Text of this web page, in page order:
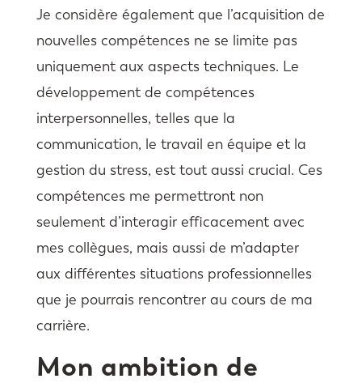
Je considère également que l’acquisition de
nouvelles compétences ne se limite pas
uniquement aux aspects techniques. Le
développement de compétences
interpersonnelles, telles que la
communication, le travail en équipe et la
gestion du stress, est tout aussi crucial. Ces
compétences me permettront non
seulement d’interagir efficacement avec
mes collègues, mais aussi de m’adapter
aux différentes situations professionnelles
que je pourrais rencontrer au cours de ma
carrière.
Mon ambition de